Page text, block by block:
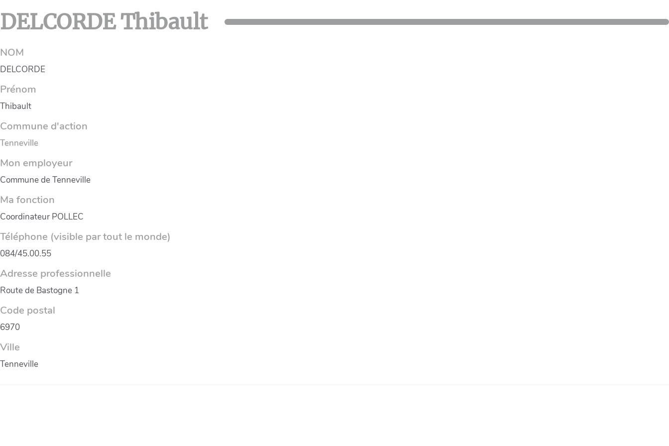
DELCORDE Thibault
NOM
DELCORDE
Prénom
Thibault
Commune d'action
Tenneville
Mon employeur
Commune de Tenneville
Ma fonction
Coordinateur POLLEC
Téléphone (visible par tout le monde)
084/45.00.55
Adresse professionnelle
Route de Bastogne 1
Code postal
6970
Ville
Tenneville